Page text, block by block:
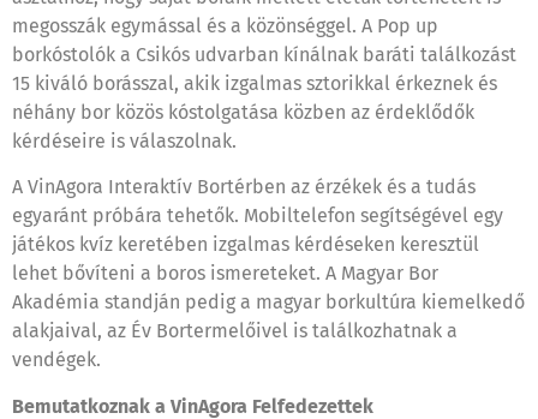
megosszák egymással és a közönséggel. A Pop up
borkóstolók a Csikós udvarban kínálnak baráti találkozást
15 kiváló borásszal, akik izgalmas sztorikkal érkeznek és
néhány bor közös kóstolgatása közben az érdeklődők
kérdéseire is válaszolnak.
A VinAgora Interaktív Bortérben az érzékek és a tudás
egyaránt próbára tehetők. Mobiltelefon segítségével egy
játékos kvíz keretében izgalmas kérdéseken keresztül
lehet bővíteni a boros ismereteket. A Magyar Bor
Akadémia standján pedig a magyar borkultúra kiemelkedő
alakjaival, az Év Bortermelőivel is találkozhatnak a
vendégek.
Bemutatkoznak a VinAgora Felfedezettek